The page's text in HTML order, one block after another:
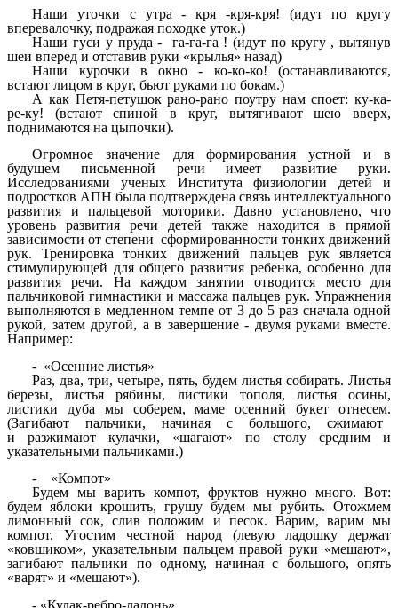
Наши уточки с утра - кря -кря-кря! (идут по кругу
вперевалочку, подражая походке уток.)
Наши гуси у пруда - га-га-га ! (идут по кругу , вытянув
шеи вперед и отставив руки «крылья» назад)
Наши курочки в окно - ко-ко-ко! (останавливаются,
встают лицом в круг, бьют руками по бокам.)
А как Петя-петушок рано-рано поутру нам споет: ку-ка-
ре-ку! (встают спиной в круг, вытягивают шею вверх,
поднимаются на цыпочки).
Огромное значение для формирования устной и в
будущем письменной речи имеет развитие руки.
Исследованиями ученых Института физиологии детей и
подростков АПН была подтверждена связь интеллектуального
развития и пальцевой моторики. Давно установлено, что
уровень развития речи детей также находится в прямой
зависимости от степени сформированности тонких движений
рук. Тренировка тонких движений пальцев рук является
стимулирующей для общего развития ребенка, особенно для
развития речи. На каждом занятии отводится место для
пальчиковой гимнастики и массажа пальцев рук. Упражнения
выполняются в медленном темпе от 3 до 5 раз сначала одной
рукой, затем другой, а в завершение - двумя руками вместе.
Например:
- «Осенние листья»
Раз, два, три, четыре, пять, будем листья собирать. Листья
березы, листья рябины, листики тополя, листья осины,
листики дуба мы соберем, маме осенний букет отнесем.
(Загибают пальчики, начиная с большого, сжимают
и разжимают кулачки, «шагают» по столу средним и
указательными пальчиками.)
- «Компот»
Будем мы варить компот, фруктов нужно много. Вот:
будем яблоки крошить, грушу будем мы рубить. Отожмем
лимонный сок, слив положим и песок. Варим, варим мы
компот. Угостим честной народ (левую ладошку держат
«ковшиком», указательным пальцем правой руки «мешают»,
загибают пальчики по одному, начиная с большого, опять
«варят» и «мешают»).